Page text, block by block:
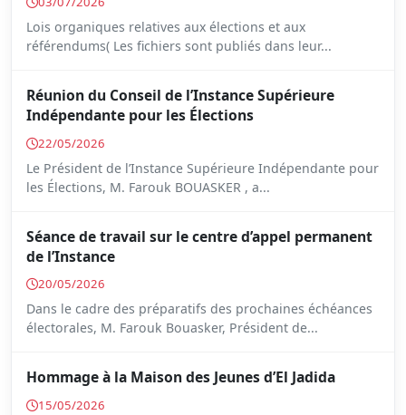
Lois organiques relatives aux élections et aux
référendums( Les fichiers sont publiés dans leur...
Réunion du Conseil de l’Instance Supérieure
Indépendante pour les Élections
22/05/2026
Le Président de l’Instance Supérieure Indépendante pour
les Élections, M. Farouk BOUASKER , a...
Séance de travail sur le centre d’appel permanent
de l’Instance
20/05/2026
Dans le cadre des préparatifs des prochaines échéances
électorales, M. Farouk Bouasker, Président de...
Hommage à la Maison des Jeunes d’El Jadida
15/05/2026